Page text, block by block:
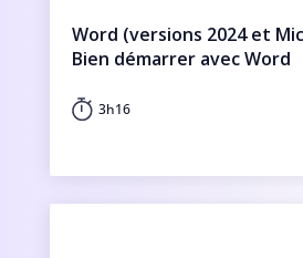
Word (versions 2024 et
Bien démarrer avec Word
3h16